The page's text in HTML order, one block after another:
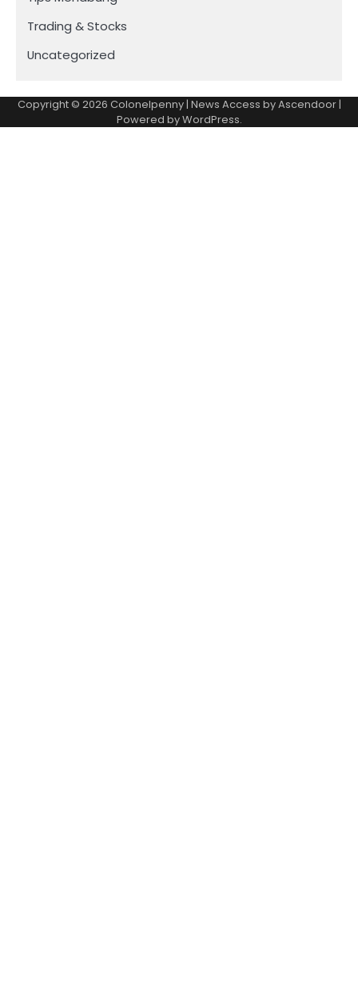
Trading & Stocks
Uncategorized
Copyright © 2026 Colonelpenny| News Access byAscendoor|
Powered byWordPress.